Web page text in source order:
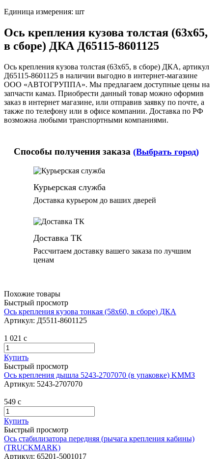
Единица измерения: шт
Ось крепления кузова толстая (63х65,
в сборе) ДКА Д65115-8601125
Ось крепления кузова толстая (63х65, в сборе) ДКА, артикул
Д65115-8601125 в наличии выгодно в интернет-магазине
ООО «АВТОГРУППА». Мы предлагаем доступные цены на
запчасти камаз. Приобрести данный товар можно оформив
заказ в интернет магазине, или отправив заявку по почте, а
также по телефону или в офисе компании. Доставка по РФ
возможна любыми транспортными компаниями.
Способы получения заказа (Выбрать город)
Курьерская служба
Доставка курьером до ваших дверей
Доставка ТК
Рассчитаем доставку вашего заказа по лучшим
ценам
Похожие товары
Быстрый просмотр
Ось крепления кузова тонкая (58х60, в сборе) ДКА
Артикул: Д5511-8601125
1 021 c
Купить
Быстрый просмотр
Ось крепления дышла 5243-2707070 (в упаковке) KMMЗ
Артикул: 5243-2707070
549 c
Купить
Быстрый просмотр
Ось стабилизатора передняя (рычага крепления кабины)
(TRUCKMARK)
Артикул: 65201-5001017